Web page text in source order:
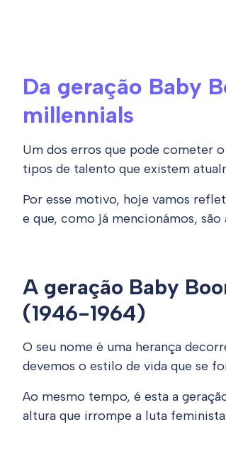
Da geração Baby
millennials
Um dos erros que pode cometer
tipos de talento que existem
Por esse motivo, hoje vamos
e que, como já mencionámos, são
A geração Baby
(1946-1964)
O seu nome é uma herança
devemos o estilo de vida que se
Ao mesmo tempo, é esta a
altura que irrompe a luta